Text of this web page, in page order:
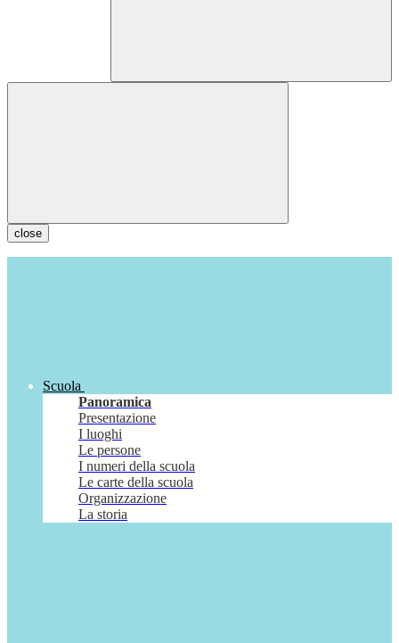
close
Scuola
Panoramica
Presentazione
I luoghi
Le persone
I numeri della scuola
Le carte della scuola
Organizzazione
La storia